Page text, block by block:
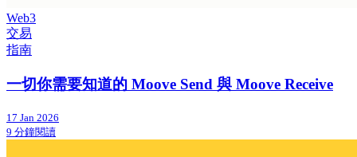
Web3
交易
指南
一切你需要知道的 Moove Send 與 Moove Receive
17 Jan 2026
9 分鐘閱讀